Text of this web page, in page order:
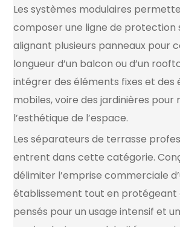
Les systèmes modulaires
composer une ligne de protection
alignant plusieurs panneaux pour
longueur d’un balcon ou d’un
intégrer des éléments fixes et des
mobiles, voire des jardinières
l’esthétique de l’espace.
Les séparateurs de terrasse
entrent dans cette catégorie.
délimiter l’emprise commerciale
établissement tout en protégeant
pensés pour un usage intensif et